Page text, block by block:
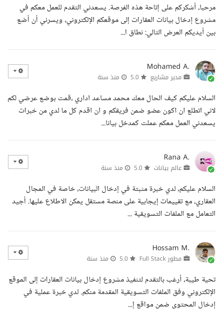
مرحبا، أشكركم على إتاحة هذه الفرصة. يسعدني التقدم للعمل معكم في
مشروع إدخال بيانات العقارات إلى موقعكم الإلكتروني، ويسرني أن أضع
بين أيديكم العرض التالي: نطاق ا...
Mohamed A.
مدير مشاريع منذ سنة
السلام عليكم كيف الحال معك محمد مساعد اداري ،قمت بوضع عرضي لكم
لاني اتطلع ان اكون عضو ضمن فريقكم و ان اقدم كل ما لدي من خبرات
يسعدني العمل معكم عملت كمدخل بيانا...
Rana A.
عالم بيانات منذ سنة
السلام عليكم، لدي خبرة مثبتة في إدخال البيانات، خاصة في المجال
العقاري، مع تقييمات إيجابية على منصة مستقل يمكن الاطلاع عليها. أجيد
التعامل مع الملفات التسويقية ...
Hossam M.
مطور Full Stack منذ سنة
تحية طيبة، أرغب بالتقدم لتنفيذ مشروع إدخال بيانات العقارات إلى الموقع
الإلكتروني وفق الملفات التسويقية المقدمة منكم. لدي خبرة عملية في
إدخال المحتوى ضمن مواقع إ...